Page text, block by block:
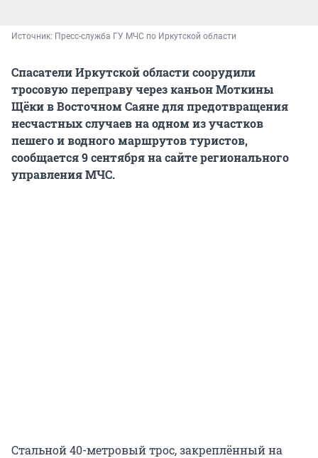
Источник: Пресс-служба ГУ МЧС по Иркутской области
Спасатели Иркутской области соорудили
тросовую переправу через каньон Моткины
Щёки в Восточном Саяне для предотвращения
несчастных случаев на одном из участков
пешего и водного маршрутов туристов,
сообщается 9 сентября на сайте регионального
управления МЧС.
Стальной 40-метровый трос, закреплённый на